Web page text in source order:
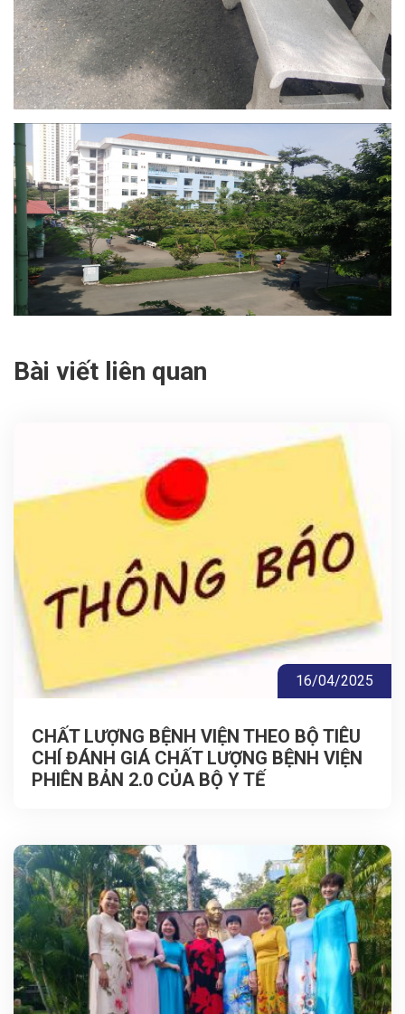
Bài viết liên quan
16/04/2025
CHẤT LƯỢNG BỆNH VIỆN THEO BỘ TIÊU
CHÍ ĐÁNH GIÁ CHẤT LƯỢNG BỆNH VIỆN
PHIÊN BẢN 2.0 CỦA BỘ Y TẾ